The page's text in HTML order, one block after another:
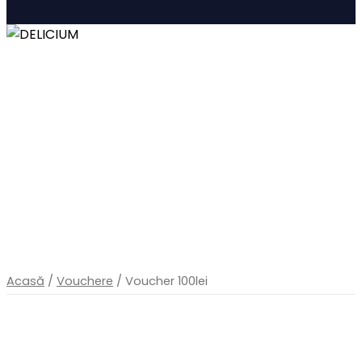
Acasă / Vouchere / Voucher 100lei